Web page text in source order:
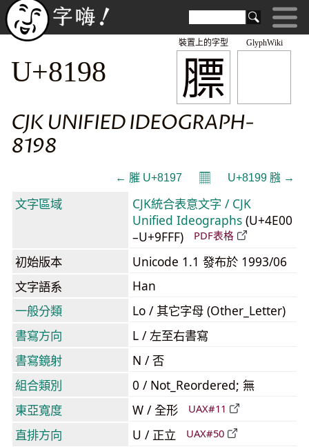
GlyphWiki
膘
裝置上的字型
U+8198
CJK UNIFIED IDEOGRAPH-
8198
← 膗 U+8197 𝄜 U+8199 膙 →
文字區域
CJK統合表意文字 / CJK
Unified Ideographs (U+4E00
–U+9FFF)
PDF表格
初始版本
Unicode 1.1 發布於 1993/06
文字語系
Han
一般分類
Lo / 其它字母 (Other_Letter)
書寫方向
L / 左至右書寫
書寫鏡射
N / 否
組合類別
0 / Not_Reordered; 無
東亞寬度
W / 全形 UAX#11
直排方向 U / 正立 UAX#50